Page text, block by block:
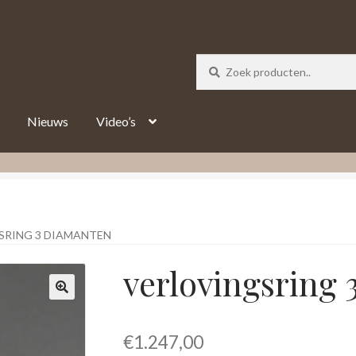
Nieuws Video’s
3 DIAMANTEN
verlovingsring
€1.247,00